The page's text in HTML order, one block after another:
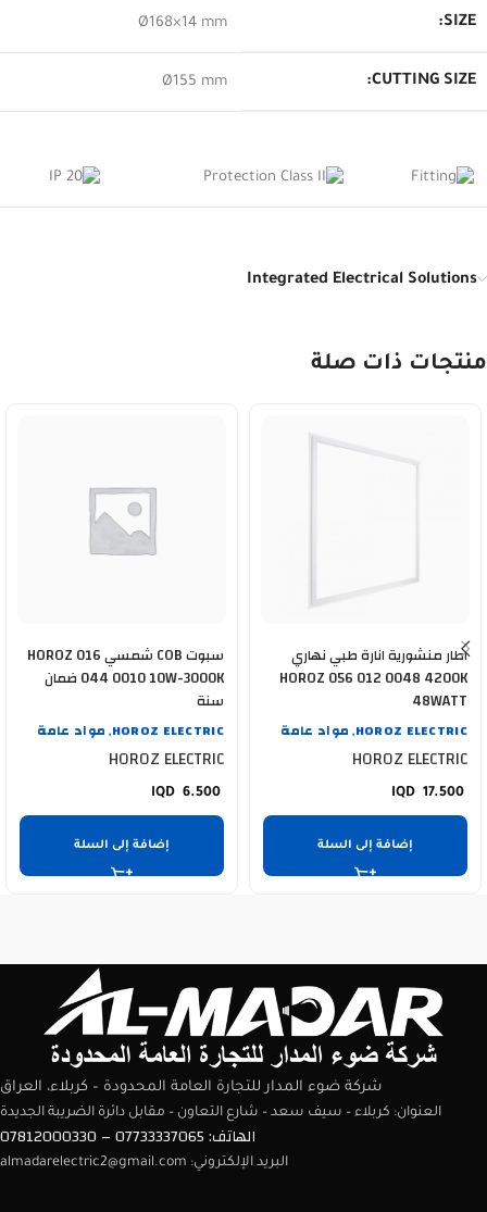
SIZE:
Ø168×14 mm
CUTTING SIZE:
Ø155 mm
Integrated Electrical Solutions
منتجات ذات صلة
اطار منشورية انارة طبي نهاري
HOROZ 056 012 0048 4200K
48WATT
HOROZ ELECTRIC
, مواد عامة
HOROZ ELECTRIC
17.500
إضافة إلى السلة
سبوت COB شمسي HOROZ 016
044 0010 10W-3000K ضمان
سنة
HOROZ ELECTRIC
, مواد عامة
HOROZ ELECTRIC
6.500
إضافة إلى السلة
شركة ضوء المدار للتجارة العامة المحدودة – كربلاء، العراق
العنوان: كربلاء – سيف سعد – شارع التعاون – مقابل دائرة الضريبة الجديدة
الهاتف: 07733337065 – 07812000330
البريد الإلكتروني: almadarelectric2@gmail.com